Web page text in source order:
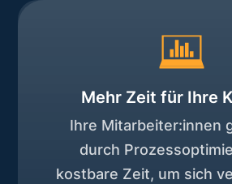
Mehr Zeit für Ihre
Ihre Mitarbeiter:innen
durch
kostbare Zeit, um sich